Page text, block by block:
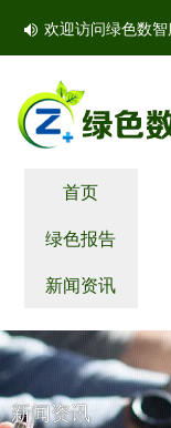
欢迎访问绿色数
色产业提质 当前日
首页
绿色报告
新闻资讯
新闻资讯